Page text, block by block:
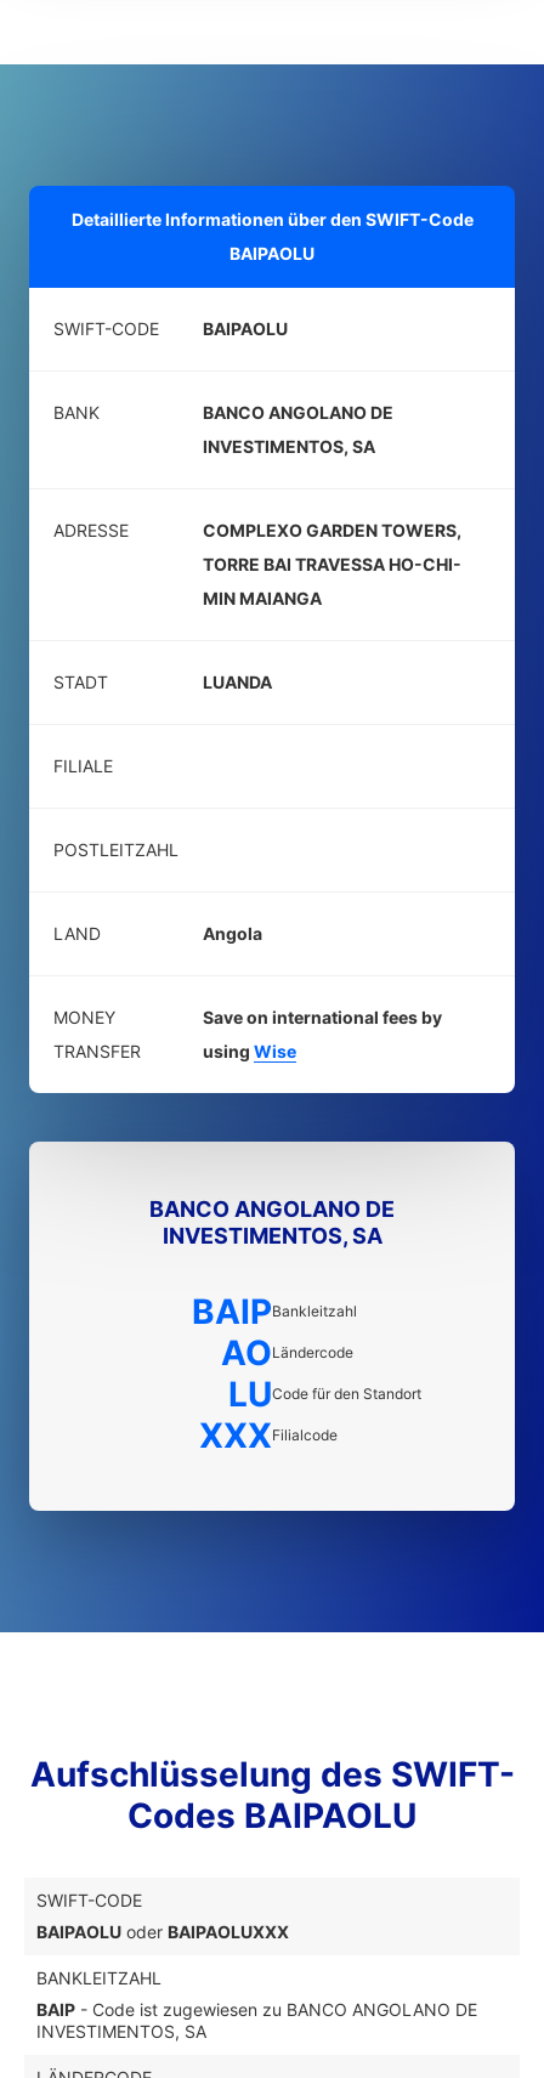
Detaillierte Informationen über den SWIFT-Code
BAIPAOLU
SWIFT-CODE BAIPAOLU
BANK
BANCO ANGOLANO DE
INVESTIMENTOS, SA
ADRESSE
COMPLEXO GARDEN TOWERS,
TORRE BAI TRAVESSA HO-CHI-
MIN MAIANGA
STADT LUANDA
FILIALE
POSTLEITZAHL
LAND Angola
MONEY
TRANSFER
Save on international fees by
using Wise
BANCO ANGOLANO DE
INVESTIMENTOS, SA
BAIPBankleitzahl
AOLändercode
LUCode für den Standort
XXXFilialcode
Aufschlüsselung des SWIFT-
Codes BAIPAOLU
SWIFT-CODE
BAIPAOLU oder BAIPAOLUXXX
BANKLEITZAHL
BAIP - Code ist zugewiesen zu BANCO ANGOLANO DE
INVESTIMENTOS, SA